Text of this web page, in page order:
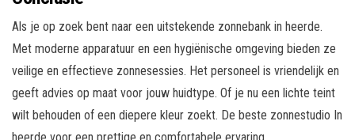
Als je op zoek bent naar een uitstekende zonnebank in heerde.
Met moderne apparatuur en een hygiënische omgeving bieden ze
veilige en effectieve zonnesessies. Het personeel is vriendelijk en
geeft advies op maat voor jouw huidtype. Of je nu een lichte teint
wilt behouden of een diepere kleur zoekt. De beste zonnestudio In
heerde voor een prettige en comfortabele ervaring.